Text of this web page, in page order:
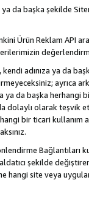
ya da başka şekilde
Ürün Reklam API
adınıza ya da
ayrıca
da başka herhangi
dolaylı olarak teşvik
bir ticari
Bağlantıları
aldatıcı şekilde
hangi site veya